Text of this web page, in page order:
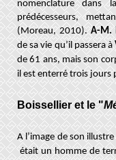
nomenclature
prédécesseurs,
(Moreau, 2010). A-M.
de sa vie qu’il passera à
de 61 ans, mais son
il est enterré trois jours
Boissellier et le "
A l’image de son
était un homme de